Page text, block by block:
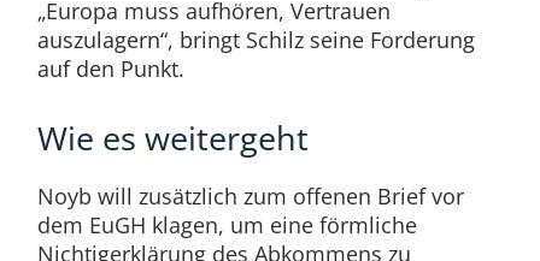
„Europa muss aufhören, Vertrauen
auszulagern“, bringt Schilz seine Forderung
auf den Punkt.
Wie es weitergeht
Noyb will zusätzlich zum offenen Brief vor
dem EuGH klagen, um eine förmliche
Nichtigerklärung des Abkommens zu